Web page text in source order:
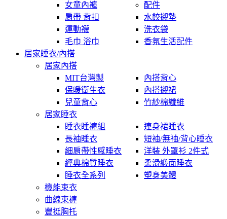
女童內褲
配件
肩帶 背扣
水餃襯墊
運動襪
洗衣袋
毛巾 浴巾
香氛生活配件
居家睡衣/內搭
居家內搭
MIT台灣製
內搭背心
保暖衛生衣
內搭襯裙
兒童背心
竹紗棉纖維
居家睡衣
睡衣睡褲組
連身裙睡衣
長袖睡衣
短袖/無袖/背心睡衣
細肩帶性感睡衣
洋裝 外罩衫 2件式
經典棉質睡衣
柔滑緞面睡衣
睡衣全系列
塑身美體
機能束衣
曲線束褲
豐挺胸托